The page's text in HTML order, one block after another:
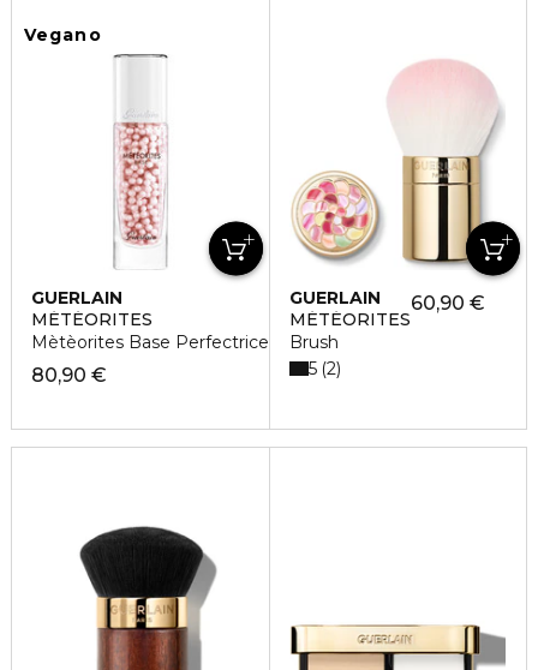
Vegano
GUERLAIN
MÉTÉORITES
Mètèorites Base Perfectrice
80,90 €
GUERLAIN
MÉTÉORITES
Brush
60,90 €
5 2